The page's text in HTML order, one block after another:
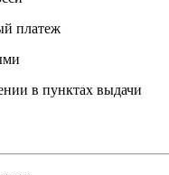
платеж
в пунктах выдачи